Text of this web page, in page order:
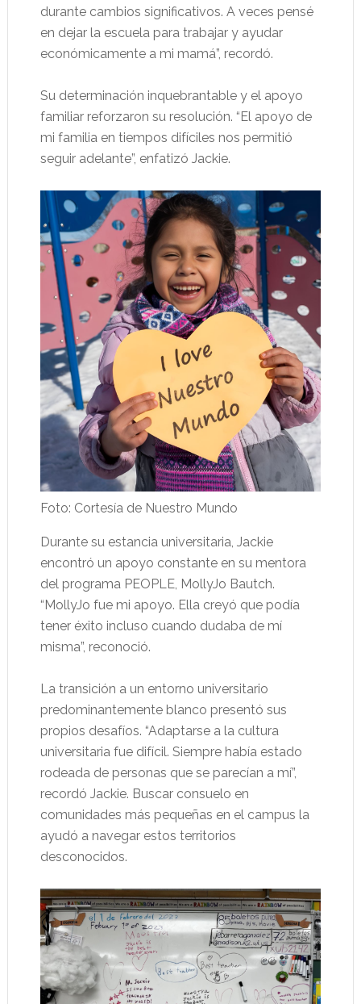
durante cambios significativos. A veces pensé
en dejar la escuela para trabajar y ayudar
económicamente a mi mamá”, recordó.
Su determinación inquebrantable y el apoyo
familiar reforzaron su resolución. “El apoyo de
mi familia en tiempos difíciles nos permitió
seguir adelante”, enfatizó Jackie.
Foto: Cortesía de Nuestro Mundo
Durante su estancia universitaria, Jackie
encontró un apoyo constante en su mentora
del programa PEOPLE, MollyJo Bautch.
“MollyJo fue mi apoyo. Ella creyó que podía
tener éxito incluso cuando dudaba de mí
misma”, reconoció.
La transición a un entorno universitario
predominantemente blanco presentó sus
propios desafíos. “Adaptarse a la cultura
universitaria fue difícil. Siempre había estado
rodeada de personas que se parecían a mí”,
recordó Jackie. Buscar consuelo en
comunidades más pequeñas en el campus la
ayudó a navegar estos territorios
desconocidos.